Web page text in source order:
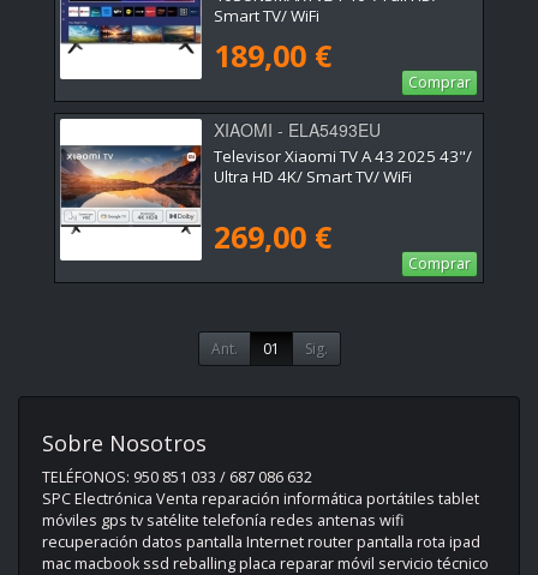
Smart TV/ WiFi
189,00 €
Comprar
XIAOMI - ELA5493EU
Televisor Xiaomi TV A 43 2025 43"/
Ultra HD 4K/ Smart TV/ WiFi
269,00 €
Comprar
Ant. 01 Sig.
Sobre Nosotros
TELÉFONOS: 950 851 033 / 687 086 632
SPC Electrónica Venta reparación informática portátiles tablet
móviles gps tv satélite telefonía redes antenas wifi
recuperación datos pantalla Internet router pantalla rota ipad
mac macbook ssd reballing placa reparar móvil servicio técnico